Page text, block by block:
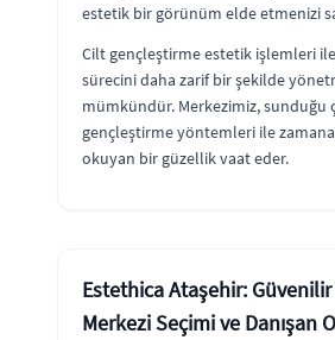
estetik bir görünüm elde etmenizi
Cilt gençleştirme estetik işlemleri
sürecini daha zarif bir şekilde
mümkündür. Merkezimiz, sunduğu
gençleştirme yöntemleri ile
okuyan bir güzellik vaat eder.
Estethica Ataşehir:
Merkezi Seçimi ve Danışan